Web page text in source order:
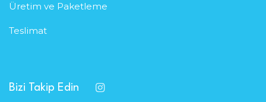
Üretim ve Paketleme
Teslimat
Bizi Takip Edin